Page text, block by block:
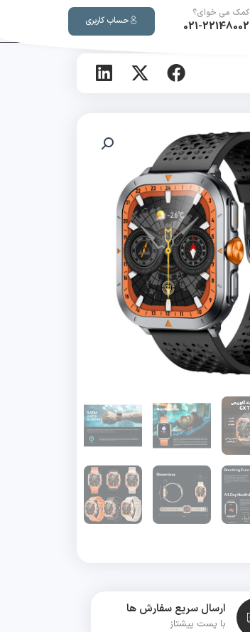
کمک می خوای؟
021-22148002 حساب کاربری
ارسال سریع سفارش ها
با پست پیشتاز